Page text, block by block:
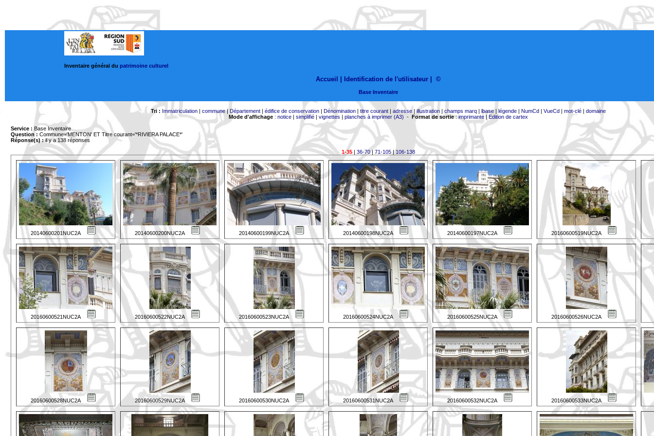
Inventaire général du patrimoine culturel
Accueil | Identification de l'utilisateur ©
Base Inventaire
Tri : Immatriculation| commune| Département| édifice de conservation| Dénomination| titre courant| adresse|illustration| champs marq| lbase| légende| NumCd| VueCd| mot-clé| domaine
Mode d'affichage: notice| simplifié| vignettes | planches à imprimer (A3) - Format de sortie:imprimante| Edition de cartex
Service : Base Inventaire
Question : Commune='MENTON' ET Titre courant='*RIVIERA PALACE*'
Réponse(s) :il y a 138 réponses
1-35| 36-70| 71-105|106-138
20140600201NUC2A 20140600200NUC2A 20140600199NUC2A 20140600198NUC2A 20140600197NUC2A 20160600519NUC2A
20160600521NUC2A 20160600522NUC2A 20160600523NUC2A 20160600524NUC2A 20160600525NUC2A 20160600526NUC2A
20160600528NUC2A 20160600529NUC2A 20160600530NUC2A 20160600531NUC2A 20160600532NUC2A 20160600533NUC2A